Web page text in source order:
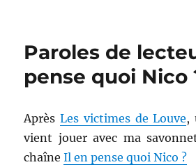
Paroles de
pense quoi Nico
AprèsLes victimes de Louve,
vient jouer avec ma
chaîneIl en pense quoi Nico ?